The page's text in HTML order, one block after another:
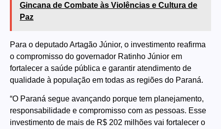
Gincana de Combate às Violências e Cultura de
Paz
Para o deputado Artagão Júnior, o investimento reafirma
o compromisso do governador Ratinho Júnior em
fortalecer a saúde pública e garantir atendimento de
qualidade à população em todas as regiões do Paraná.
“O Paraná segue avançando porque tem planejamento,
responsabilidade e compromisso com as pessoas. Esse
investimento de mais de R$ 202 milhões vai fortalecer o